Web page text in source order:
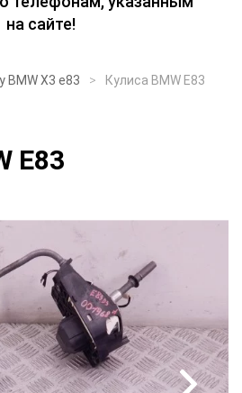
на сайте!
BMW X3 e83 Кулиса BMW E83
E83